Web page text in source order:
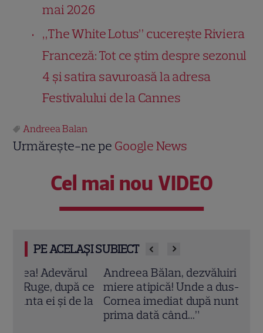
mai 2026
„The White Lotus” cucerește Riviera
Franceză: Tot ce știm despre sezonul
4 și satira savuroasă la adresa
Festivalului de la Cannes
Andreea Balan
Urmărește-ne pe Google News
Cel mai nou VIDEO
PE ACELAȘI SUBIECT
Andreea Bălan, dezvăluiri din luna de
miere atipică! Unde a dus-o Victor
Cornea imediat după nuntă: „Este pentru
prima dată când...”